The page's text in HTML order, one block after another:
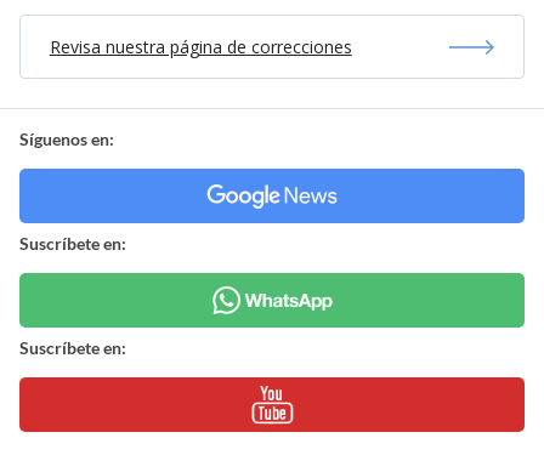
Revisa nuestra página de correcciones
Síguenos en:
Suscríbete en:
Suscríbete en: